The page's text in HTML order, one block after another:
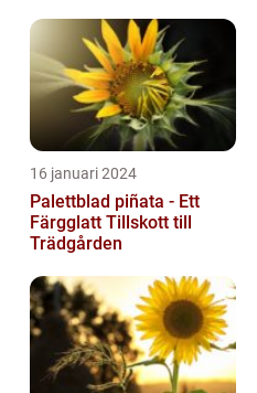
16 januari 2024
Palettblad piñata - Ett
Färgglatt Tillskott till
Trädgården